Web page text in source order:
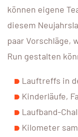
können eigene
diesem
paar Vorschläge,
Run gestalten
Lauftreffs in
Kinderläufe,
Laufband-
Kilometer